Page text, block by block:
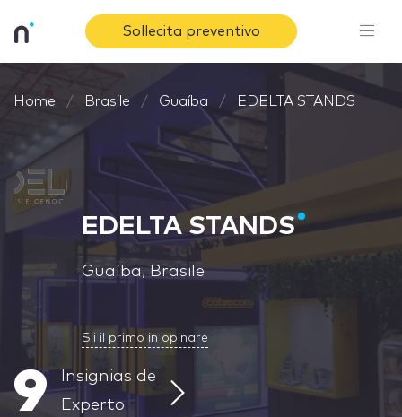
Sollecita preventivo
Home Brasile Guaíba EDELTA STANDS
EDELTA STANDS
Guaíba, Brasile
Sii il primo in opinare
9
Insignias de
Experto